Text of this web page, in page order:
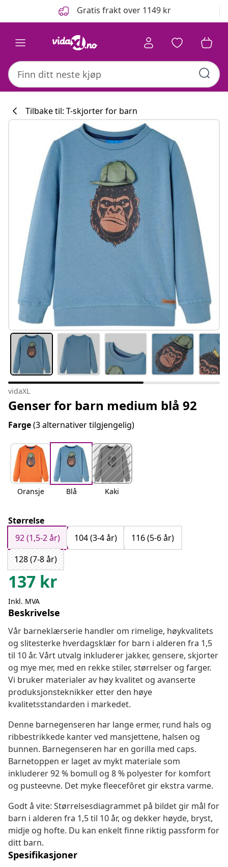
Gratis frakt over 1149 kr
Tilbake til: T-skjorter for barn
vidaXL
Genser for barn medium blå 92
Farge(3 alternativer tilgjengelig)
Oransje Blå Kaki
Størrelse
92 (1,5-2 år)
104 (3-4 år)
116 (5-6 år)
128 (7-8 år)
137 kr
Inkl. MVA
Beskrivelse
Vår barneklærserie handler om rimelige, høykvalitets
og slitesterke hverdagsklær for barn i alderen fra 1,5
til 10 år. Vårt utvalg inkluderer jakker, gensere, skjorter
og mye mer, med en rekke stiler, størrelser og farger.
Vi bruker materialer av høy kvalitet og avanserte
produksjonsteknikker etter den høye
kvalitetsstandarden i markedet.
Denne barnegenseren har lange ermer, rund hals og
ribbestrikkede kanter ved mansjettene, halsen og
bunnen. Barnegenseren har en gorilla med caps.
Barnetoppen er laget av mykt materiale som
inkluderer 92 % bomull og 8 % polyester for komfort
og pusteevne. Det myke fleecefôret gir ekstra varme.
Godt å vite: Størrelsesdiagrammet på bildet gir mål for
barn i alderen fra 1,5 til 10 år, og dekker høyde, bryst,
midje og hofte. Du kan enkelt finne riktig passform for
ditt barn.
Spesifikasjoner